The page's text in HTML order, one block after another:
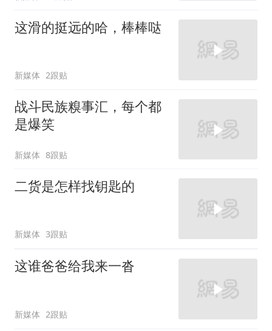
这滑的挺远的哈，棒棒哒
新媒体 2跟贴
战斗民族糗事汇，每个都
是爆笑
新媒体 8跟贴
二货是怎样找钥匙的
新媒体 3跟贴
这谁爸爸给我来一沓
新媒体 2跟贴